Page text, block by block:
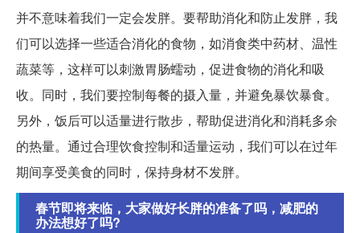
并不意味着我们一定会发胖。要帮助消化和防止发胖，我
们可以选择一些适合消化的食物，如消食类中药材、温性
蔬菜等，这样可以刺激胃肠蠕动，促进食物的消化和吸
收。同时，我们要控制每餐的摄入量，并避免暴饮暴食。
另外，饭后可以适量进行散步，帮助促进消化和消耗多余
的热量。通过合理饮食控制和适量运动，我们可以在过年
期间享受美食的同时，保持身材不发胖。
春节即将来临，大家做好长胖的准备了吗，减肥的
办法想好了吗?